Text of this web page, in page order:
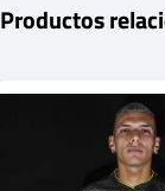
Productos